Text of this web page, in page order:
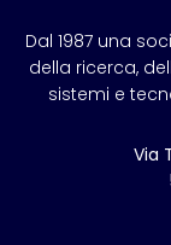
Dal 1987 una
della ricerca,
sistemi e
Via